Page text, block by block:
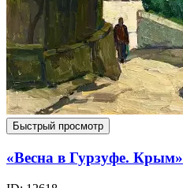
Быстрый просмотр
«Весна в Гурзуфе. Крым»